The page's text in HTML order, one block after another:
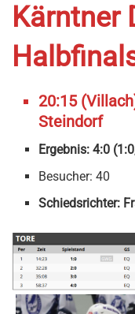
Kärntner
20:15
Steindorf
Ergebnis: 4:0
Besucher: 40
Schiedsrichter: